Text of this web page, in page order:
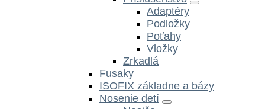
Adaptéry
Podložky
Poťahy
Vložky
Zrkadlá
Fusaky
ISOFIX základne a bázy
Nosenie detí